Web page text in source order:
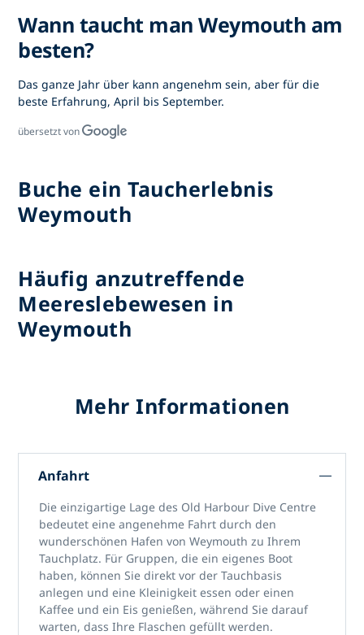
Wann taucht man Weymouth am
besten?
Das ganze Jahr über kann angenehm sein, aber für die
beste Erfahrung, April bis September.
übersetzt von
Buche ein Taucherlebnis
Weymouth
Häufig anzutreffende
Meereslebewesen in
Weymouth
Mehr Informationen
Anfahrt
Die einzigartige Lage des Old Harbour Dive Centre
bedeutet eine angenehme Fahrt durch den
wunderschönen Hafen von Weymouth zu Ihrem
Tauchplatz. Für Gruppen, die ein eigenes Boot
haben, können Sie direkt vor der Tauchbasis
anlegen und eine Kleinigkeit essen oder einen
Kaffee und ein Eis genießen, während Sie darauf
warten, dass Ihre Flaschen gefüllt werden.